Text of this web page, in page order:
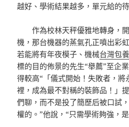
越好、學術結果越多，單元給的
作為校林天秤優雅地轉身，
機，那台機器的蒸氣孔正噴出彩
若能將有年夜模子、機械台灣包
標的目的佈景的先生“舉薦”至企
得較高“「儀式開始！失敗者，
裡，成為最不對稱的裝飾品！」
們聊，而不是投了簡歷后被口試
權的。”他說，“只需學術夠強，